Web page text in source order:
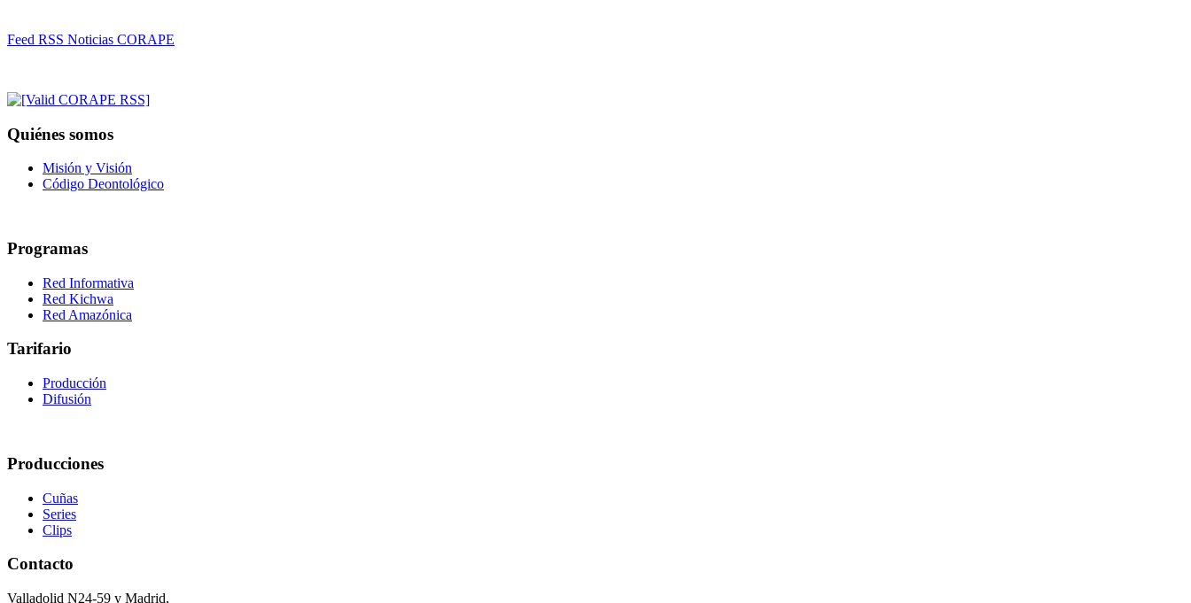
Feed RSS Noticias CORAPE
Quiénes somos
Misión y Visión
Código Deontológico
Programas
Red Informativa
Red Kichwa
Red Amazónica
Tarifario
Producción
Difusión
Producciones
Cuñas
Series
Clips
Contacto
Valladolid N24-59 y Madrid,